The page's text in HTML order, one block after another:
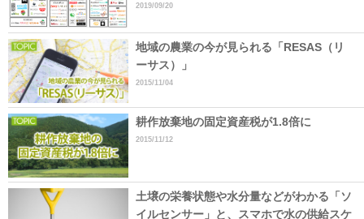
2019/09/20
地域の農業の今が見られる「RESAS（リ
ーサス）」
2015/11/04
耕作放棄地の固定資産税が1.8倍に
2015/11/12
土壌の栄養状態や水分量などがわかる「ソ
イルセンサー」と、スマホで水の供給スケ